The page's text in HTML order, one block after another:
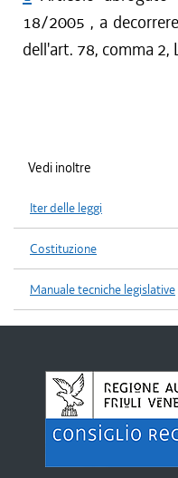
18/2005 , a
dell'art. 78, comma 2,
Vedi inoltre
Iter delle leggi
Costituzione
Manuale tecniche legislative